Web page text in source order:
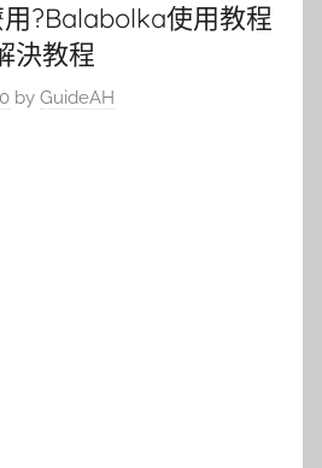
?Balabolka使用教程
決教程
by GuideAH